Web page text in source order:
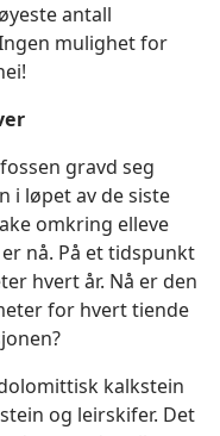
antall
mulighet for
gravd seg
i løpet av de siste
omkring elleve
nå. På et tidspunkt
hvert år. Nå er den
for hvert tiende
kalkstein
og leirskifer. Det